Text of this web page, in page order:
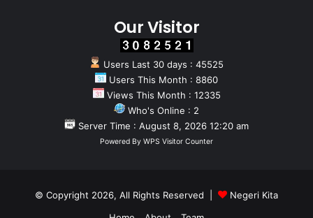
SWM Environment Sdn. Bhd. adalah sebuah syarikat
konsesi perkhidmatan pengurusan sisa pepejal dan
pembersihan awam di Negeri Sembilan, Melaka, dan Johor
yang dilantik oleh Kerajaan Malaysia di bawah Akta
Pengurusan Sisa Pepejal dan Pembersihan Awam 2007
Berkuasa Tempatan (PBT) dan lebih 5.1 juta penduduk
Our Visitor
Users Last 30 days : 45525
Users This Month : 8860
Views This Month : 12335
Who's Online : 2
Server Time : August 8, 2026 12:20 am
Powered By WPS Visitor Counter
© Copyright 2026, All Rights Reserved |
Negeri Kita